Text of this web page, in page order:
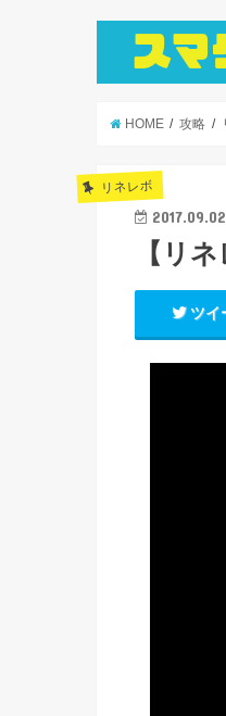
HOME 攻略
リネレボ
2017.09.02
【リ
ツイ